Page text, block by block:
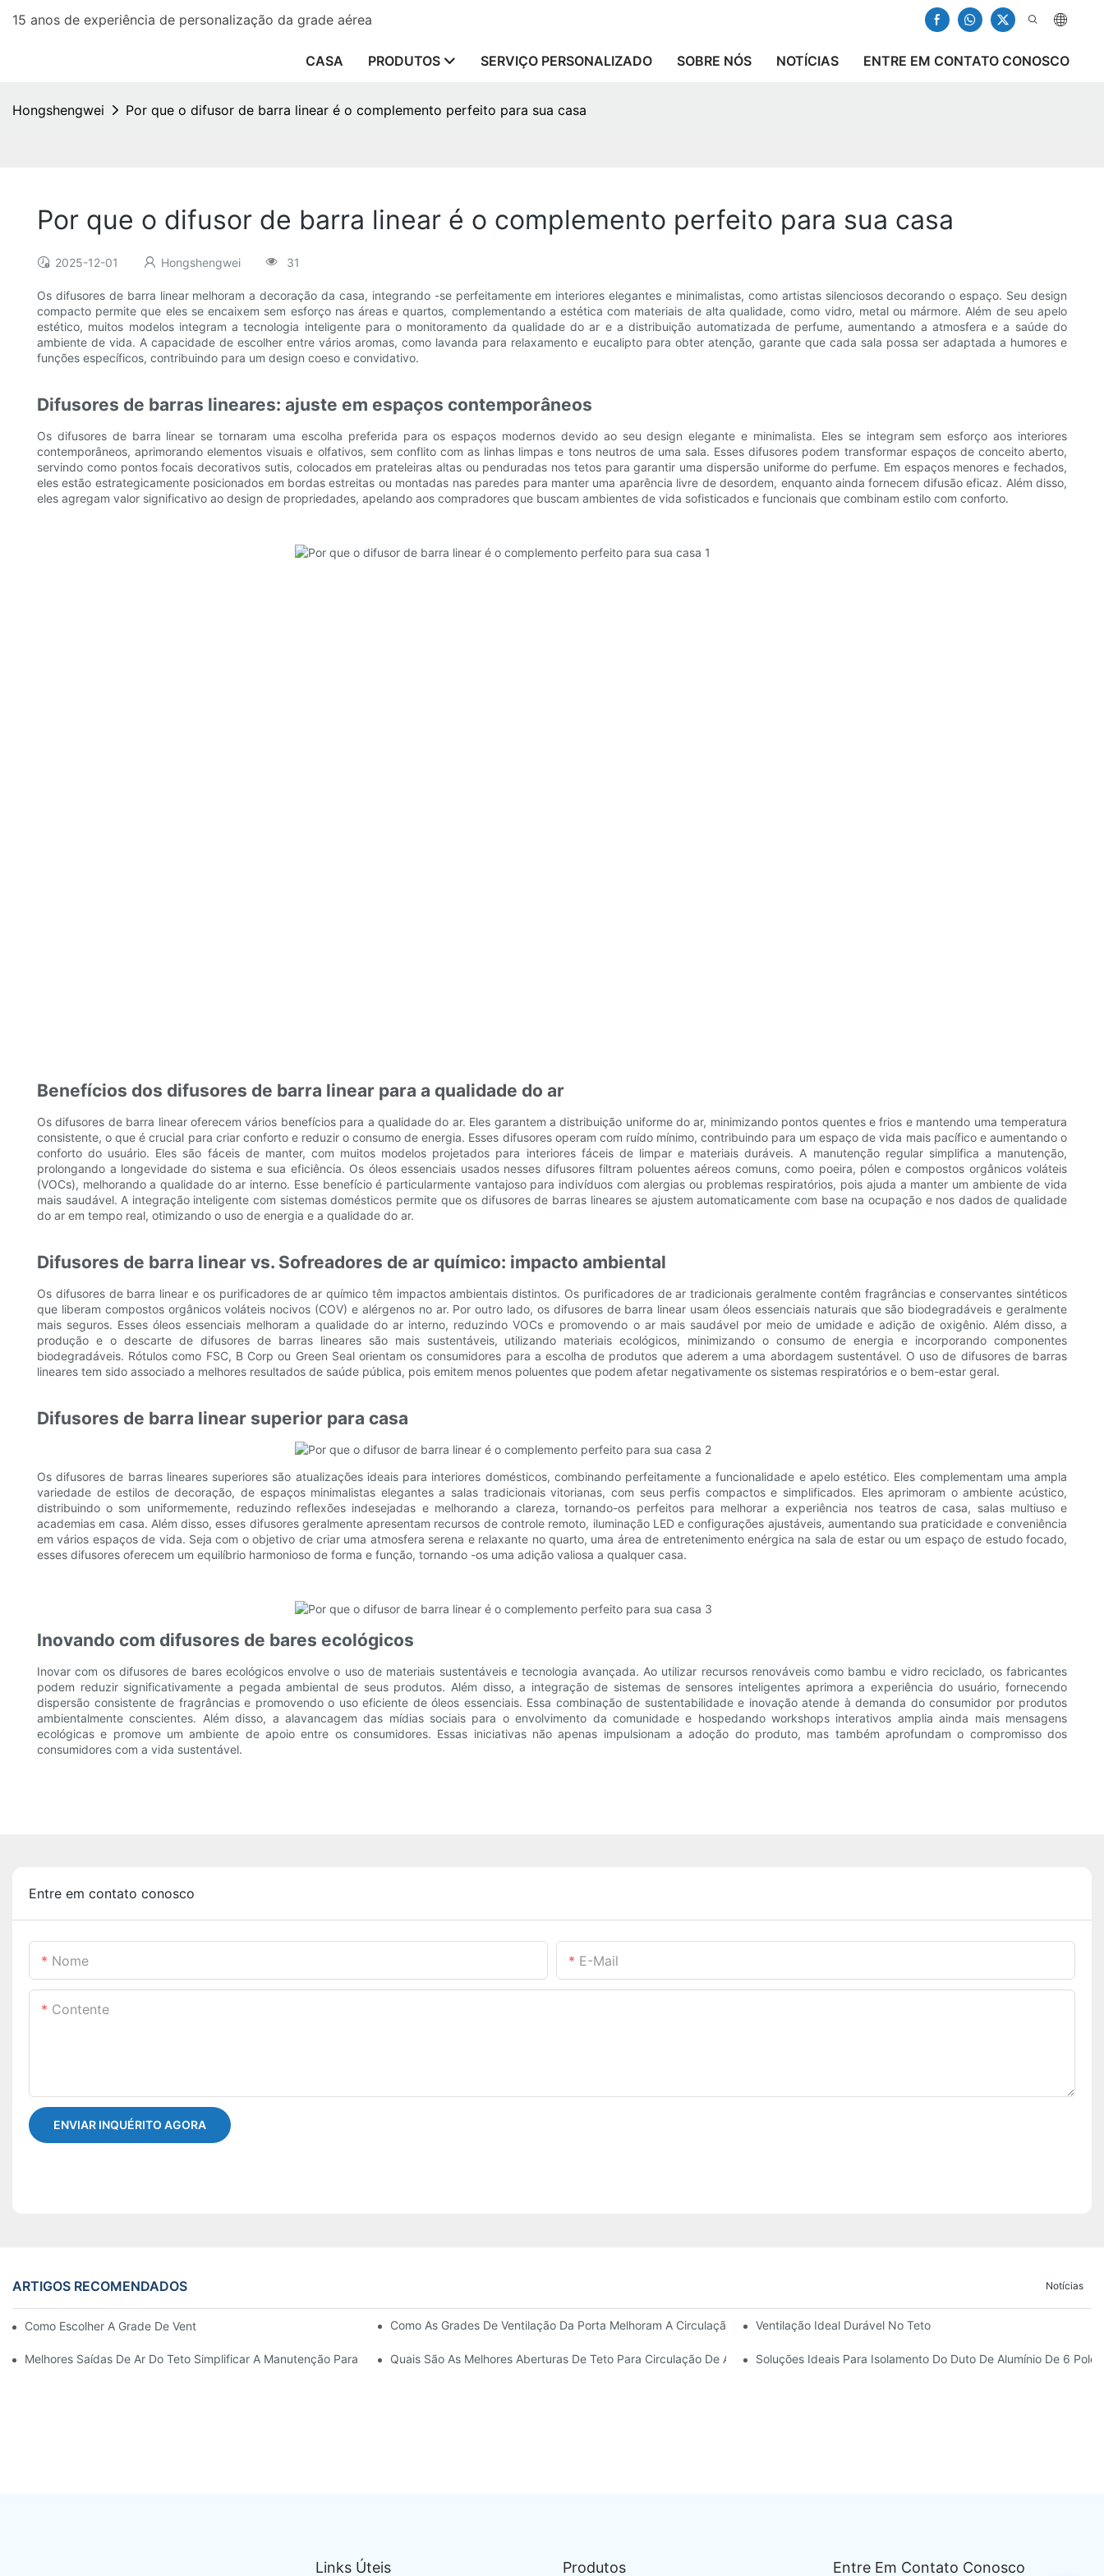
15 anos de experiência de personalização da grade aérea
CASA PRODUTOS SERVIÇO PERSONALIZADO SOBRE NÓS NOTÍCIAS ENTRE EM CONTATO CONOSCO
Hongshengwei Por que o difusor de barra linear é o complemento perfeito para sua casa
Por que o difusor de barra linear é o complemento perfeito para sua casa
2025-12-01 Hongshengwei 31
Os difusores de barra linear melhoram a decoração da casa, integrando -se perfeitamente em interiores elegantes e minimalistas, como artistas silenciosos decorando o espaço. Seu design
compacto permite que eles se encaixem sem esforço nas áreas e quartos, complementando a estética com materiais de alta qualidade, como vidro, metal ou mármore. Além de seu apelo
estético, muitos modelos integram a tecnologia inteligente para o monitoramento da qualidade do ar e a distribuição automatizada de perfume, aumentando a atmosfera e a saúde do
ambiente de vida. A capacidade de escolher entre vários aromas, como lavanda para relaxamento e eucalipto para obter atenção, garante que cada sala possa ser adaptada a humores e
funções específicos, contribuindo para um design coeso e convidativo.
Difusores de barras lineares: ajuste em espaços contemporâneos
Os difusores de barra linear se tornaram uma escolha preferida para os espaços modernos devido ao seu design elegante e minimalista. Eles se integram sem esforço aos interiores
contemporâneos, aprimorando elementos visuais e olfativos, sem conflito com as linhas limpas e tons neutros de uma sala. Esses difusores podem transformar espaços de conceito aberto,
servindo como pontos focais decorativos sutis, colocados em prateleiras altas ou penduradas nos tetos para garantir uma dispersão uniforme do perfume. Em espaços menores e fechados,
eles estão estrategicamente posicionados em bordas estreitas ou montadas nas paredes para manter uma aparência livre de desordem, enquanto ainda fornecem difusão eficaz. Além disso,
eles agregam valor significativo ao design de propriedades, apelando aos compradores que buscam ambientes de vida sofisticados e funcionais que combinam estilo com conforto.
Benefícios dos difusores de barra linear para a qualidade do ar
Os difusores de barra linear oferecem vários benefícios para a qualidade do ar. Eles garantem a distribuição uniforme do ar, minimizando pontos quentes e frios e mantendo uma temperatura
consistente, o que é crucial para criar conforto e reduzir o consumo de energia. Esses difusores operam com ruído mínimo, contribuindo para um espaço de vida mais pacífico e aumentando o
conforto do usuário. Eles são fáceis de manter, com muitos modelos projetados para interiores fáceis de limpar e materiais duráveis. A manutenção regular simplifica a manutenção,
prolongando a longevidade do sistema e sua eficiência. Os óleos essenciais usados ​​nesses difusores filtram poluentes aéreos comuns, como poeira, pólen e compostos orgânicos voláteis
(VOCs), melhorando a qualidade do ar interno. Esse benefício é particularmente vantajoso para indivíduos com alergias ou problemas respiratórios, pois ajuda a manter um ambiente de vida
mais saudável. A integração inteligente com sistemas domésticos permite que os difusores de barras lineares se ajustem automaticamente com base na ocupação e nos dados de qualidade
do ar em tempo real, otimizando o uso de energia e a qualidade do ar.
Difusores de barra linear vs. Sofreadores de ar químico: impacto ambiental
Os difusores de barra linear e os purificadores de ar químico têm impactos ambientais distintos. Os purificadores de ar tradicionais geralmente contêm fragrâncias e conservantes sintéticos
que liberam compostos orgânicos voláteis nocivos (COV) e alérgenos no ar. Por outro lado, os difusores de barra linear usam óleos essenciais naturais que são biodegradáveis ​​e geralmente
mais seguros. Esses óleos essenciais melhoram a qualidade do ar interno, reduzindo VOCs e promovendo o ar mais saudável por meio de umidade e adição de oxigênio. Além disso, a
produção e o descarte de difusores de barras lineares são mais sustentáveis, utilizando materiais ecológicos, minimizando o consumo de energia e incorporando componentes
biodegradáveis. Rótulos como FSC, B Corp ou Green Seal orientam os consumidores para a escolha de produtos que aderem a uma abordagem sustentável. O uso de difusores de barras
lineares tem sido associado a melhores resultados de saúde pública, pois emitem menos poluentes que podem afetar negativamente os sistemas respiratórios e o bem-estar geral.
Difusores de barra linear superior para casa
Os difusores de barras lineares superiores são atualizações ideais para interiores domésticos, combinando perfeitamente a funcionalidade e apelo estético. Eles complementam uma ampla
variedade de estilos de decoração, de espaços minimalistas elegantes a salas tradicionais vitorianas, com seus perfis compactos e simplificados. Eles aprimoram o ambiente acústico,
distribuindo o som uniformemente, reduzindo reflexões indesejadas e melhorando a clareza, tornando-os perfeitos para melhorar a experiência nos teatros de casa, salas multiuso e
academias em casa. Além disso, esses difusores geralmente apresentam recursos de controle remoto, iluminação LED e configurações ajustáveis, aumentando sua praticidade e conveniência
em vários espaços de vida. Seja com o objetivo de criar uma atmosfera serena e relaxante no quarto, uma área de entretenimento enérgica na sala de estar ou um espaço de estudo focado,
esses difusores oferecem um equilíbrio harmonioso de forma e função, tornando -os uma adição valiosa a qualquer casa.
Inovando com difusores de bares ecológicos
Inovar com os difusores de bares ecológicos envolve o uso de materiais sustentáveis ​​e tecnologia avançada. Ao utilizar recursos renováveis ​​como bambu e vidro reciclado, os fabricantes
podem reduzir significativamente a pegada ambiental de seus produtos. Além disso, a integração de sistemas de sensores inteligentes aprimora a experiência do usuário, fornecendo
dispersão consistente de fragrâncias e promovendo o uso eficiente de óleos essenciais. Essa combinação de sustentabilidade e inovação atende à demanda do consumidor por produtos
ambientalmente conscientes. Além disso, a alavancagem das mídias sociais para o envolvimento da comunidade e hospedando workshops interativos amplia ainda mais mensagens
ecológicas e promove um ambiente de apoio entre os consumidores. Essas iniciativas não apenas impulsionam a adoção do produto, mas também aprofundam o compromisso dos
consumidores com a vida sustentável.
Entre em contato conosco
Nome E-Mail
Contente
ENVIAR INQUÉRITO AGORA
ARTIGOS RECOMENDADOS Notícias
Como Escolher A Grade De Ventilação Da Porta De Alumínio Certa? Como As Grades De Ventilação Da Porta Melhoram A Circulação De ArVentilação Ideal Durável No Teto
Melhores Saídas De Ar Do Teto Simplificar A Manutenção Para TranquilidadeQuais São As Melhores Aberturas De Teto Para Circulação De Ar? Soluções Ideais Para Isolamento Do Duto De Alumínio De 6
Links Úteis Produtos Entre Em Contato Conosco